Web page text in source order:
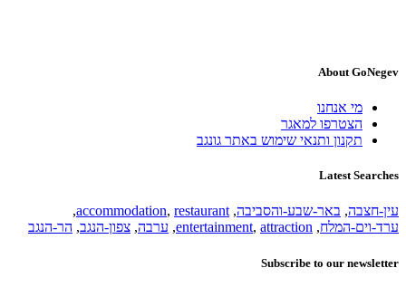
About GoNegev
מי אנחנו
הצטרפו למאגר
תקנון ותנאי שימוש באתר גונגב
Latest Searches
עין-חצבה, באר-שבע-והסביבה,
accommodation, restaurant
,
ערד-וים-המלח,
entertainment, attraction
, ערבה, צפון-הנגב, הר-הנגב
Subscribe to our newsletter